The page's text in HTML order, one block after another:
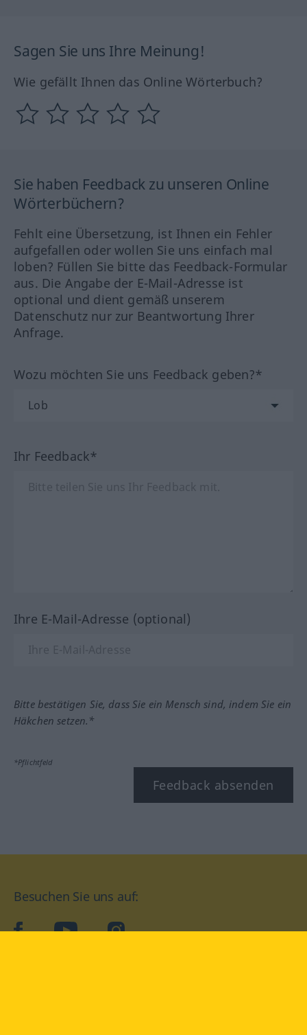
Sagen Sie uns Ihre Meinung!
Wie gefällt Ihnen das Online Wörterbuch?
Sie haben Feedback zu unseren Online
Wörterbüchern?
Fehlt eine Übersetzung, ist Ihnen ein Fehler
aufgefallen oder wollen Sie uns einfach mal
loben? Füllen Sie bitte das Feedback-Formular
aus. Die Angabe der E-Mail-Adresse ist
optional und dient gemäß unserem
Datenschutz nur zur Beantwortung Ihrer
Anfrage.
Wozu möchten Sie uns Feedback geben?*
Ihr Feedback*
Ihre E-Mail-Adresse (optional)
Bitte bestätigen Sie, dass Sie ein Mensch sind, indem Sie ein
Häkchen setzen.*
*Pflichtfeld
Feedback absenden
Besuchen Sie uns auf:
facebookYouTube Instagram